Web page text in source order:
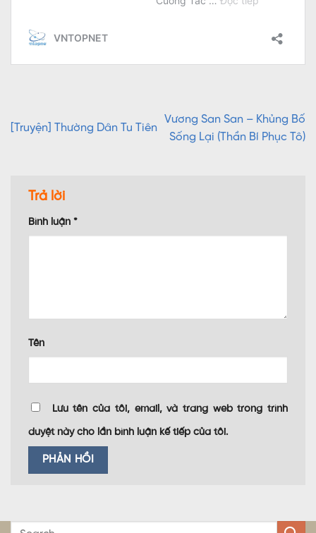
[Truyện] Thường Dân Tu Tiên
Vương San San – Khủng Bố
Sống Lại (Thần Bí Phục Tô)
Trả lời
Bình luận *
Tên
Lưu tên của tôi, email, và trang web trong trình
duyệt này cho lần bình luận kế tiếp của tôi.